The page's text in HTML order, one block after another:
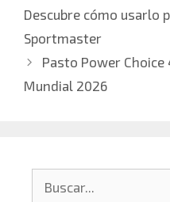
Descubre cómo usarlo
Sportmaster
Pasto Power
Mundial 2026